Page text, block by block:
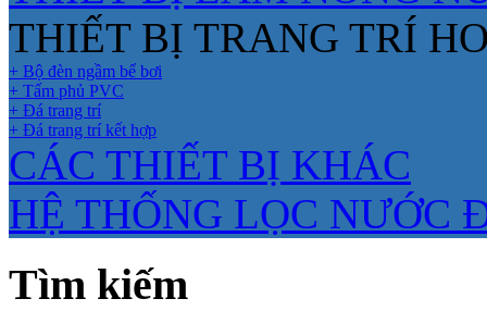
THIẾT BỊ TRANG TRÍ
+ Bộ đèn ngầm bể bơi
+ Tấm phủ PVC
+ Đá trang trí
+ Đá trang trí kết hợp
CÁC THIẾT BỊ KHÁC
HỆ THỐNG LỌC NƯỚC
Tìm kiếm